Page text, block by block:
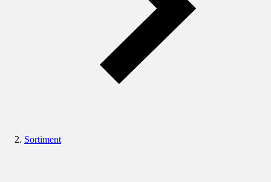
Sortiment